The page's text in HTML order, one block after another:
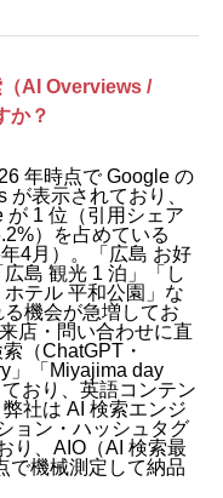
AI Overviews /
か？
年時点で Google の
表示されており、
が 1 位（引用シェア
）を占めている
4月）。「広島 お好
島 観光 1 泊」「し
テル 平和公園」な
機会が急増してお
店・問い合わせに直
（ChatGPT・
」「Miyajima day
おり、英語コンテン
社は AI 検索エンジ
ョン・ハッシュタグ
り、AIO（AI 検索最
で機械測定して納品